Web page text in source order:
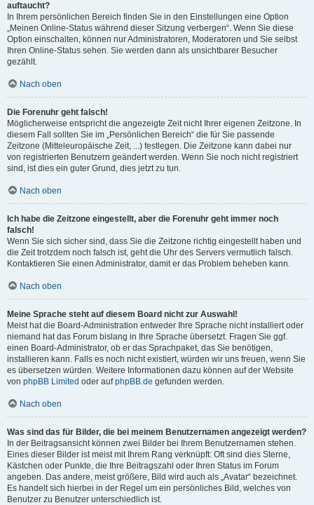
auftaucht?
In Ihrem persönlichen Bereich finden Sie in den Einstellungen eine Option
„Meinen Online-Status während dieser Sitzung verbergen“. Wenn Sie diese
Option einschalten, können nur Administratoren, Moderatoren und Sie selbst
Ihren Online-Status sehen. Sie werden dann als unsichtbarer Besucher
gezählt.
Nach oben
Die Forenuhr geht falsch!
Möglicherweise entspricht die angezeigte Zeit nicht Ihrer eigenen Zeitzone. In
diesem Fall sollten Sie im „Persönlichen Bereich“ die für Sie passende
Zeitzone (Mitteleuropäische Zeit, ...) festlegen. Die Zeitzone kann dabei nur
von registrierten Benutzern geändert werden. Wenn Sie noch nicht registriert
sind, ist dies ein guter Grund, dies jetzt zu tun.
Nach oben
Ich habe die Zeitzone eingestellt, aber die Forenuhr geht immer noch
falsch!
Wenn Sie sich sicher sind, dass Sie die Zeitzone richtig eingestellt haben und
die Zeit trotzdem noch falsch ist, geht die Uhr des Servers vermutlich falsch.
Kontaktieren Sie einen Administrator, damit er das Problem beheben kann.
Nach oben
Meine Sprache steht auf diesem Board nicht zur Auswahl!
Meist hat die Board-Administration entweder Ihre Sprache nicht installiert oder
niemand hat das Forum bislang in Ihre Sprache übersetzt. Fragen Sie ggf.
einen Board-Administrator, ob er das Sprachpaket, das Sie benötigen,
installieren kann. Falls es noch nicht existiert, würden wir uns freuen, wenn Sie
es übersetzen würden. Weitere Informationen dazu können auf der Website
von phpBB Limited oder aufphpBB.de gefunden werden.
Nach oben
Was sind das für Bilder, die bei meinem Benutzernamen angezeigt werden?
In der Beitragsansicht können zwei Bilder bei Ihrem Benutzernamen stehen.
Eines dieser Bilder ist meist mit Ihrem Rang verknüpft: Oft sind dies Sterne,
Kästchen oder Punkte, die Ihre Beitragszahl oder Ihren Status im Forum
angeben. Das andere, meist größere, Bild wird auch als „Avatar“ bezeichnet.
Es handelt sich hierbei in der Regel um ein persönliches Bild, welches von
Benutzer zu Benutzer unterschiedlich ist.